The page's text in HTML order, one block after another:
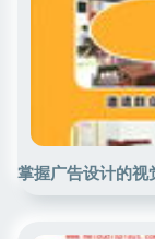
掌握广告设计的视